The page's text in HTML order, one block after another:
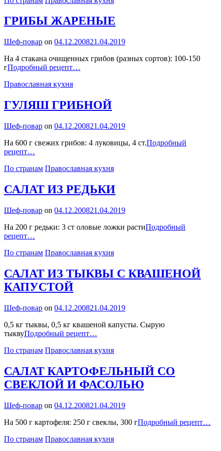
ГРИБЫ ЖАРЕНЫЕ
By
Шеф-повар on 04.12.200821.04.2019
На 4 стакана очищенных грибов (разных сортов): 100-150
гПодробный рецепт…
Categories
Православная кухня
ГУЛЯШ ГРИБНОЙ
By
Шеф-повар on 04.12.200821.04.2019
На 600 г свежих грибов: 4 луковицы, 4 ст.Подробный
рецепт…
Categories
По странам Православная кухня
САЛАТ ИЗ РЕДЬКИ
By
Шеф-повар on 04.12.200821.04.2019
На 200 г редьки: 3 ст оловые ложки растиПодробный
рецепт…
РЕДЬКИ
Categories
По странам Православная кухня
САЛАТ ИЗ ТЫКВЫ С КВАШЕНОЙ
КАПУСТОЙ
By
Шеф-повар on 04.12.200821.04.2019
0,5 кг тыквы, 0,5 кг квашеной капусты. Сырую
тыквуПодробный рецепт…
ТЫКВЫ
КВАШЕНОЙ
КАПУСТОЙ
Categories
По странам Православная кухня
САЛАТ КАРТОФЕЛЬНЫЙ СО
СВЕКЛОЙ И ФАСОЛЬЮ
By
Шеф-повар on 04.12.200821.04.2019
На 500 г картофеля: 250 г свеклы, 300 гПодробный рецепт…
Categories
По странам Православная кухня